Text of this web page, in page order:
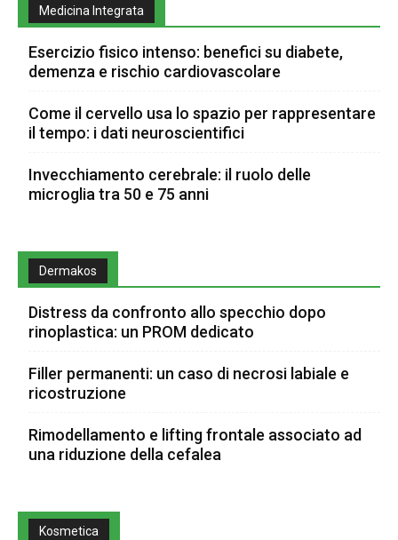
Medicina Integrata
Esercizio fisico intenso: benefici su diabete,
demenza e rischio cardiovascolare
Come il cervello usa lo spazio per rappresentare
il tempo: i dati neuroscientifici
Invecchiamento cerebrale: il ruolo delle
microglia tra 50 e 75 anni
Dermakos
Distress da confronto allo specchio dopo
rinoplastica: un PROM dedicato
Filler permanenti: un caso di necrosi labiale e
ricostruzione
Rimodellamento e lifting frontale associato ad
una riduzione della cefalea
Kosmetica